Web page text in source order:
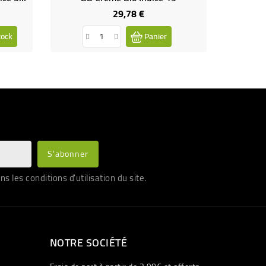
29,78 €Prix
Panier
les conditions d'utilisation du site.
NOTRE SOCIÉTÉ